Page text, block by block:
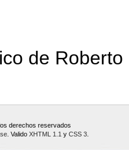
de Roberto
derechos reservados
. Valido XHTML 1.1 y CSS 3